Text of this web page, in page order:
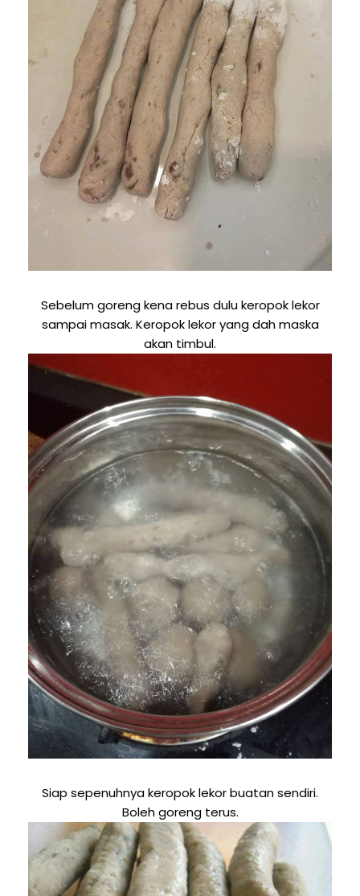
Sebelum goreng kena rebus dulu keropok lekor
sampai masak. Keropok lekor yang dah maska
akan timbul.
Siap sepenuhnya keropok lekor buatan sendiri.
Boleh goreng terus.